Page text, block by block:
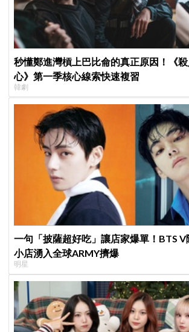
秒懂鄭進灣槓上巴比侖的真正原因！《
心》第一季核心線索快速複習
韓劇
一句「披薩超好吃」讓店家爆單！BTS V
小店湧入全球ARMY擠爆
明星